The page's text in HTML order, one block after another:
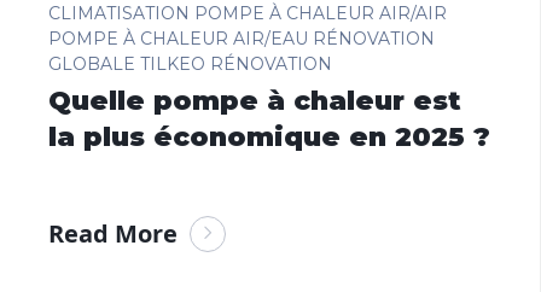
CLIMATISATION POMPE À CHALEUR AIR/AIR
POMPE À CHALEUR AIR/EAU RÉNOVATION
GLOBALE TILKEO RÉNOVATION
Quelle pompe à chaleur est
la plus économique en 2025 ?
Read More